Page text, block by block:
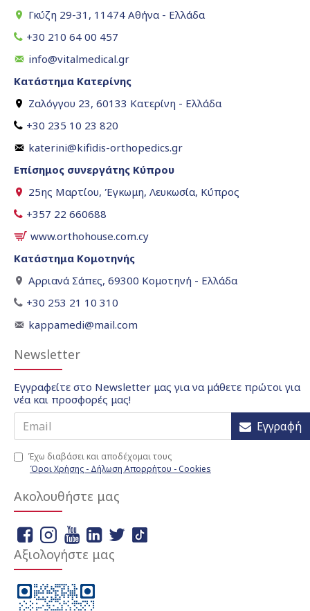
Γκύζη 29-31, 11474 Αθήνα - Ελλάδα
+30 210 64 00 457
info@vitalmedical.gr
Κατάστημα Κατερίνης
Ζαλόγγου 23, 60133 Κατερίνη - Ελλάδα
+30 235 10 23 820
katerini@kifidis-orthopedics.gr
Επίσημος συνεργάτης Κύπρου
25ης Μαρτίου, Έγκωμη, Λευκωσία, Κύπρος
+357 22 660688
www.orthohouse.com.cy
Κατάστημα Κομοτηνής
Αρριανά Σάπες, 69300 Κομοτηνή - Ελλάδα
+30 253 21 10 310
kappamedi@mail.com
Newsletter
Εγγραφείτε στο Newsletter μας για να μάθετε πρώτοι για
νέα και προσφορές μας!
Εγγραφή
Έχω διαβάσει και αποδέχομαι τους
Όροι Χρήσης - Δήλωση Απορρήτου - Cookies
Ακολουθήστε μας
Αξιολογήστε μας